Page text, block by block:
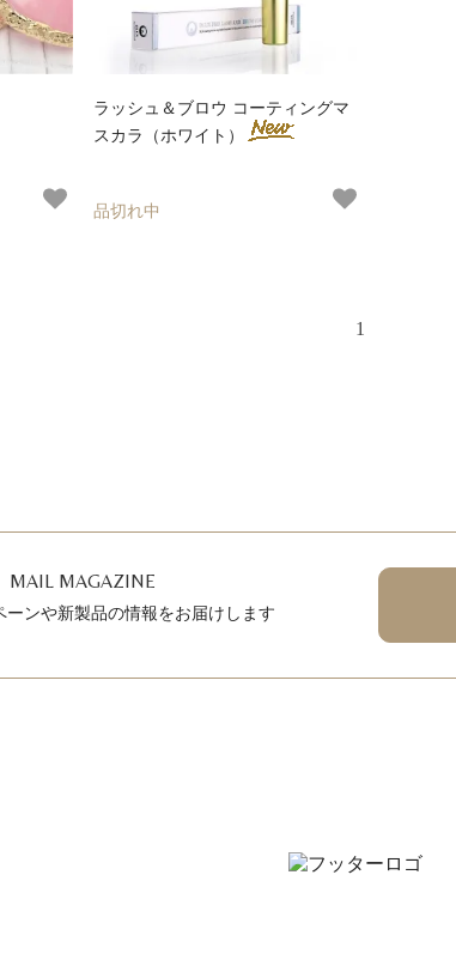
ラッシュ＆ブロウ コーティングマ
スカラ（ホワイト）
品切れ中
1
MAIL MAGAZINE
ーンや新製品の情報をお届けします